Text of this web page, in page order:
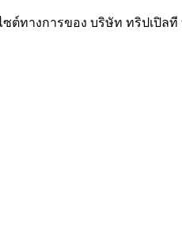
ต์ทางการของ บริษัท ทริปเปิล